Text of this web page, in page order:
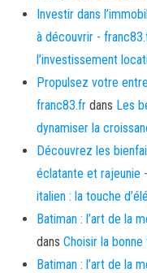
Investir dans
à découvrir -
l’investissement
Propulsez votre
franc83.fr dans Les
dynamiser la
Découvrez les
éclatante et rajeunie
italien : la touche
Batiman : l’art de la
dans Choisir la
Batiman : l’art de la